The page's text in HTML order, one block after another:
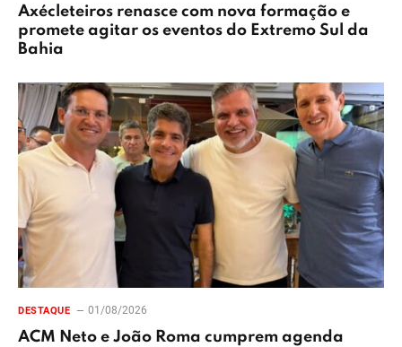
Axécleteiros renasce com nova formação e
promete agitar os eventos do Extremo Sul da
Bahia
DESTAQUE 01/08/2026
ACM Neto e João Roma cumprem agenda